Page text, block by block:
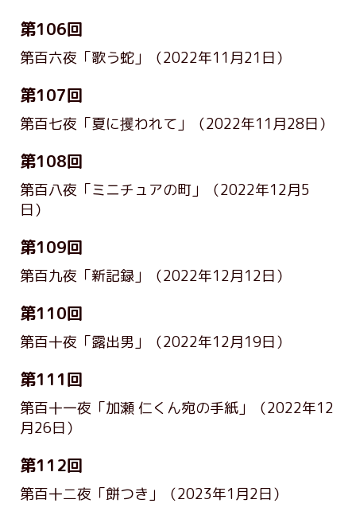
第106回
第百六夜「歌う蛇」 （2022年11月21日）
第107回
第百七夜「夏に攫われて」 （2022年11月28日）
第108回
第百八夜「ミニチュアの町」
（2022年12月5
日）
第109回
第百九夜「新記録」 （2022年12月12日）
第110回
第百十夜「露出男」 （2022年12月19日）
第111回
第百十一夜「加瀬 仁くん宛の手紙」
（2022年12
月26日）
第112回
第百十二夜「餅つき」 （2023年1月2日）